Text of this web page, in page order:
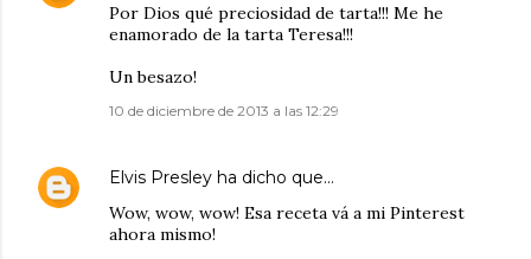
Por Dios qué preciosidad de tarta!!! Me he
enamorado de la tarta Teresa!!!
Un besazo!
10 de diciembre de 2013 a las 12:29
Elvis Presley ha dicho que…
Wow, wow, wow! Esa receta vá a mi Pinterest
ahora mismo!